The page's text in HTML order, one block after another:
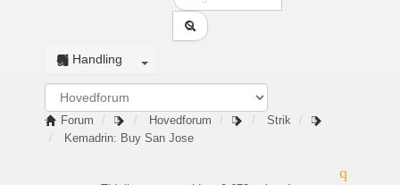
Handling
Forum Hovedforum
Strik
Kemadrin: Buy San Jose